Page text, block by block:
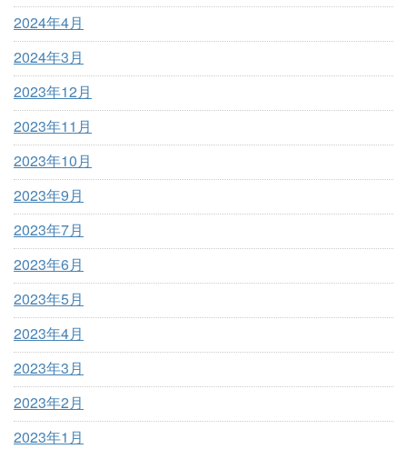
2024年4月
2024年3月
2023年12月
2023年11月
2023年10月
2023年9月
2023年7月
2023年6月
2023年5月
2023年4月
2023年3月
2023年2月
2023年1月